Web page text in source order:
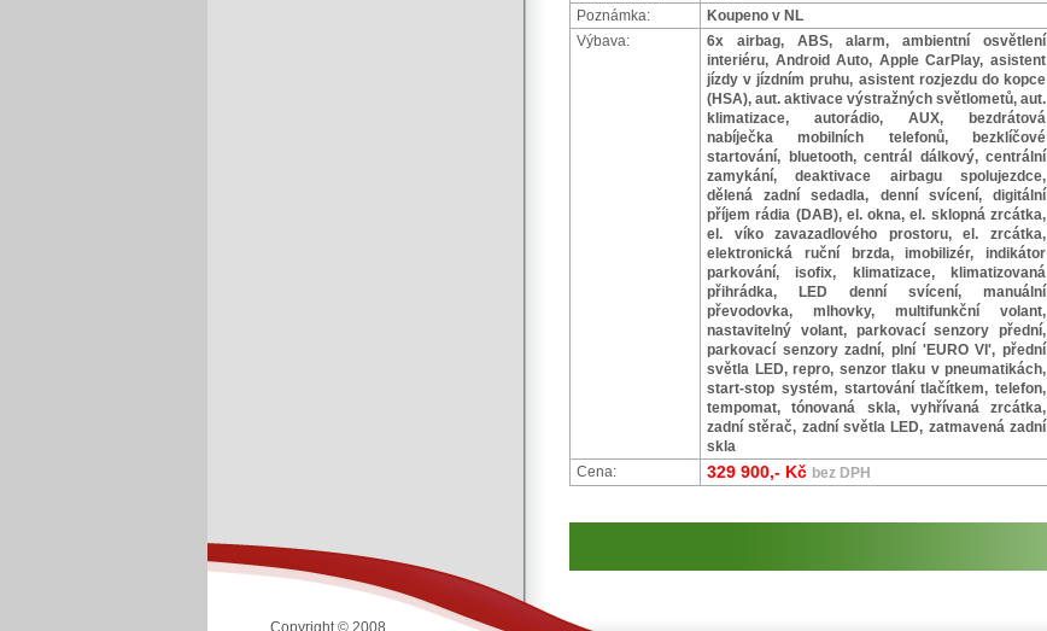
Poznámka:
Koupeno v NL
Výbava:
6x airbag, ABS, alarm, ambientní osvětlení
interiéru, Android Auto, Apple CarPlay, asistent
jízdy v jízdním pruhu, asistent rozjezdu do kopce
(HSA), aut. aktivace výstražných světlometů, aut.
klimatizace, autorádio, AUX, bezdrátová
nabíječka mobilních telefonů, bezklíčové
startování, bluetooth, centrál dálkový, centrální
zamykání, deaktivace airbagu spolujezdce,
dělená zadní sedadla, denní svícení, digitální
příjem rádia (DAB), el. okna, el. sklopná zrcátka,
el. víko zavazadlového prostoru, el. zrcátka,
elektronická ruční brzda, imobilizér, indikátor
parkování, isofix, klimatizace, klimatizovaná
přihrádka, LED denní svícení, manuální
převodovka, mlhovky, multifunkční volant,
nastavitelný volant, parkovací senzory přední,
parkovací senzory zadní, plní 'EURO VI', přední
světla LED, repro, senzor tlaku v pneumatikách,
start-stop systém, startování tlačítkem, telefon,
tempomat, tónovaná skla, vyhřívaná zrcátka,
zadní stěrač, zadní světla LED, zatmavená zadní
skla
Cena:
329 900,- Kč bez DPH
Copyright © 2008